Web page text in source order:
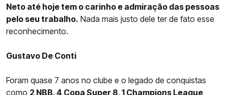
Neto até hoje tem o carinho e admiração das pessoas
pelo seu trabalho. Nada mais justo dele ter de fato esse
reconhecimento.
Gustavo De Conti
Foram quase 7 anos no clube e o legado de conquistas
como 2 NBB, 4 Copa Super 8, 1 Champions League